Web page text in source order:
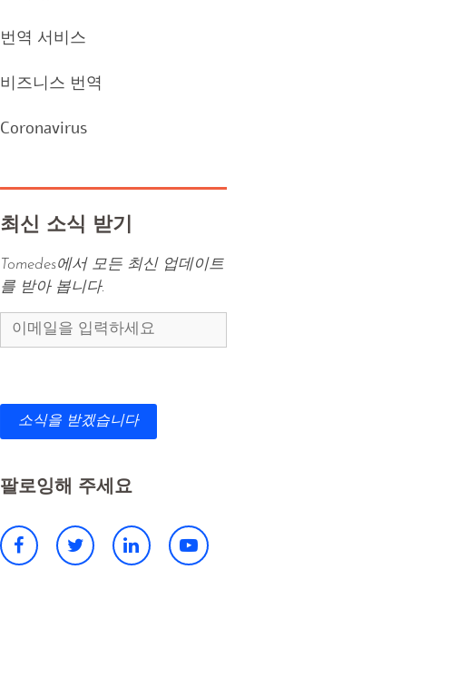
번역 서비스
비즈니스 번역
Coronavirus
최신 소식 받기
Tomedes에서 모든 최신 업데이트
를 받아 봅니다.
소식을 받겠습니다
팔로잉해 주세요